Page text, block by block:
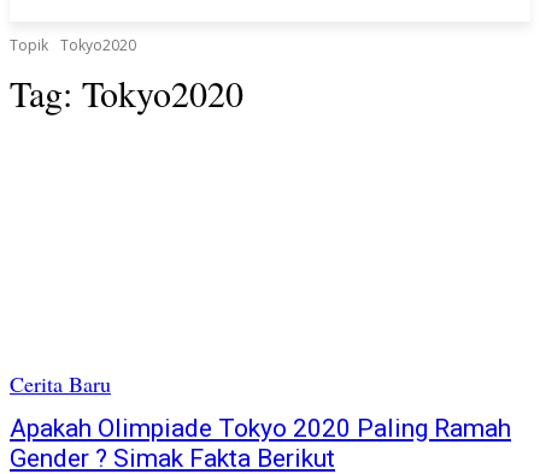
Topik Tokyo2020
Tag: Tokyo2020
Cerita Baru
Apakah Olimpiade Tokyo 2020 Paling Ramah
Gender ? Simak Fakta Berikut